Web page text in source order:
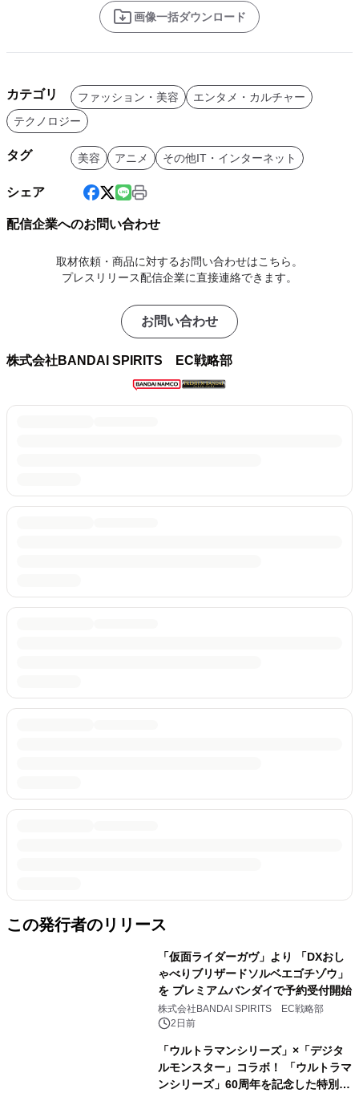
画像一括ダウンロード
カテゴリ ファッション・美容
エンタメ・カルチャー
テクノロジー
タグ 美容 アニメ その他IT・インターネット
シェア
配信企業へのお問い合わせ
取材依頼・商品に対するお問い合わせはこちら。
プレスリリース配信企業に直接連絡できます。
お問い合わせ
株式会社BANDAI SPIRITS EC戦略部
この発行者のリリース
「仮面ライダーガヴ」より 「DXおし
ゃべりブリザードソルベエゴチゾウ」
を プレミアムバンダイで予約受付開始
株式会社BANDAI SPIRITS EC戦略部
2日前
「ウルトラマンシリーズ」×「デジタ
ルモンスター」コラボ！ 「ウルトラマ
ンシリーズ」60周年を記念した特別デ